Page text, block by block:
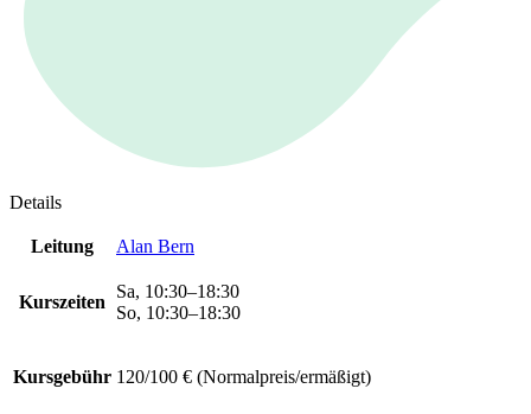
Details
Leitung Alan Bern
Kurszeiten
Sa, 10:30–18:30
So, 10:30–18:30
Kursgebühr 120/100 € (Normalpreis/ermäßigt)